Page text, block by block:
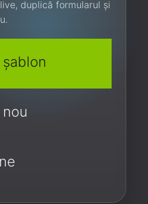
duplică formularul și